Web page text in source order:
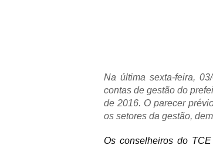
Na última sexta-feira,
contas de gestão do
de 2016. O parecer
os setores da gestão,
Os conselheiros do